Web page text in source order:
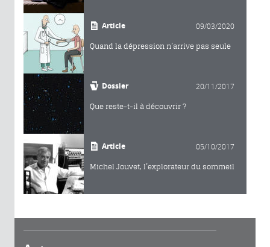
Article 09/03/2020
Quand la dépression n’arrive pas seule
Dossier 20/11/2017
Que reste-t-il à découvrir ?
Article 05/10/2017
Michel Jouvet, l’explorateur du sommeil